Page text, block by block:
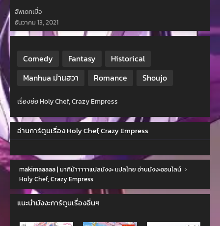
อัพเดทเมื่อ
ธันวาคม 13, 2021
Comedy Fantasy
Historical
Manhua ม่านฮวา
Romance Shoujo
เรื่องย่อ Holy Chef, Crazy Empress
อ่านการ์ตูนเรื่อง Holy Chef, Crazy Empress
makimaaaaa | มากีม้าาาาาแปลมังงะ แปลไทย อ่านมังงะออนไลน์ ›
Holy Chef, Crazy Empress
แนะนำมังงะการ์ตูนเรื่องอื่นๆ